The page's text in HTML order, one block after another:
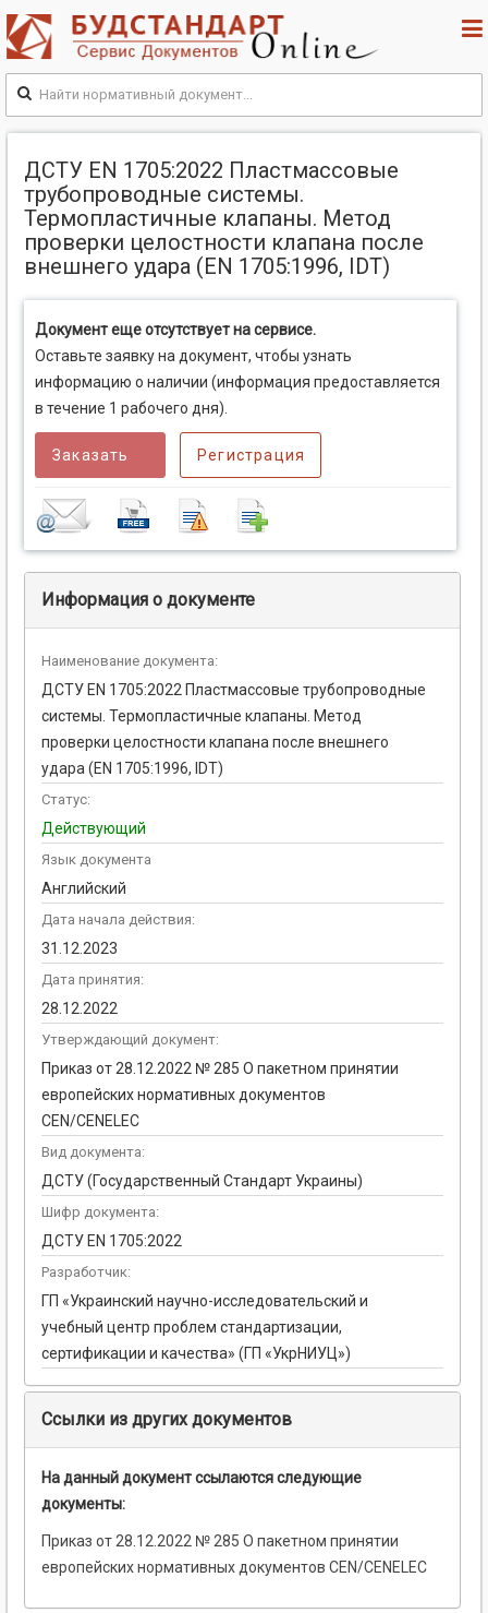
ДСТУ EN 1705:2022 Пластмассовые
трубопроводные системы.
Термопластичные клапаны. Метод
проверки целостности клапана после
внешнего удара (EN 1705:1996, IDT)
Документ еще отсутствует на сервисе.
Оставьте заявку на документ, чтобы узнать
информацию о наличии (информация предоставляется
в течение 1 рабочего дня).
Заказать Регистрация
Информация о документе
Наименование документа:
ДСТУ EN 1705:2022 Пластмассовые трубопроводные
системы. Термопластичные клапаны. Метод
проверки целостности клапана после внешнего
удара (EN 1705:1996, IDT)
Статус:
Действующий
Язык документа
Английский
Дата начала действия:
31.12.2023
Дата принятия:
28.12.2022
Утверждающий документ:
Приказ от 28.12.2022 № 285 О пакетном принятии
европейских нормативных документов
CEN/CENELEC
Вид документа:
ДСТУ (Государственный Стандарт Украины)
Шифр документа:
ДСТУ EN 1705:2022
Разработчик:
ГП «Украинский научно-исследовательский и
учебный центр проблем стандартизации,
сертификации и качества» (ГП «УкрНИУЦ»)
Ссылки из других документов
На данный документ ссылаются следующие
документы:
Приказ от 28.12.2022 № 285 О пакетном принятии
европейских нормативных документов CEN/CENELEC